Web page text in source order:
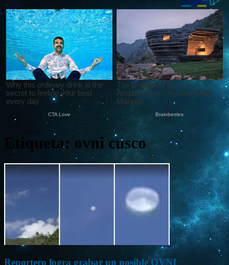
Etiqueta: ovni cusco
Reportero logra grabar un posible OVNI